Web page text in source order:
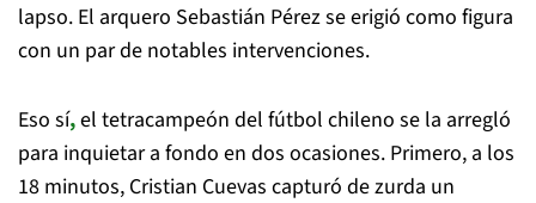
lapso. El arquero Sebastián Pérez se erigió como figura
con un par de notables intervenciones.
Eso sí,el tetracampeón del fútbol chileno se la arregló
para inquietar a fondo en dos ocasiones. Primero, a los
18 minutos, Cristian Cuevas capturó de zurda un